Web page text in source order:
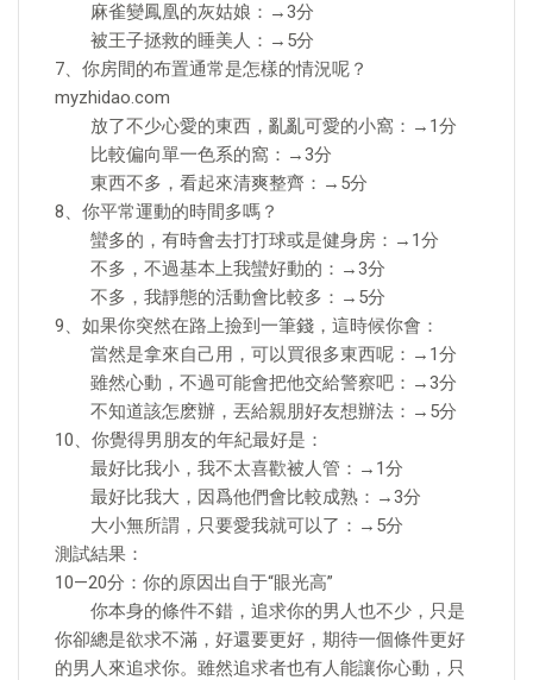
麻雀變鳳凰的灰姑娘：→3分
被王子拯救的睡美人：→5分
7、你房間的布置通常是怎樣的情況呢？
myzhidao.com
放了不少心愛的東西，亂亂可愛的小窩：→1分
比較偏向單一色系的窩：→3分
東西不多，看起來清爽整齊：→5分
8、你平常運動的時間多嗎？
蠻多的，有時會去打打球或是健身房：→1分
不多，不過基本上我蠻好動的：→3分
不多，我靜態的活動會比較多：→5分
9、如果你突然在路上撿到一筆錢，這時候你會：
當然是拿來自己用，可以買很多東西呢：→1分
雖然心動，不過可能會把他交給警察吧：→3分
不知道該怎麽辦，丟給親朋好友想辦法：→5分
10、你覺得男朋友的年紀最好是：
最好比我小，我不太喜歡被人管：→1分
最好比我大，因爲他們會比較成熟：→3分
大小無所謂，只要愛我就可以了：→5分
測試結果：
10—20分：你的原因出自于“眼光高”
你本身的條件不錯，追求你的男人也不少，只是
你卻總是欲求不滿，好還要更好，期待一個條件更好
的男人來追求你。雖然追求者也有人能讓你心動，只